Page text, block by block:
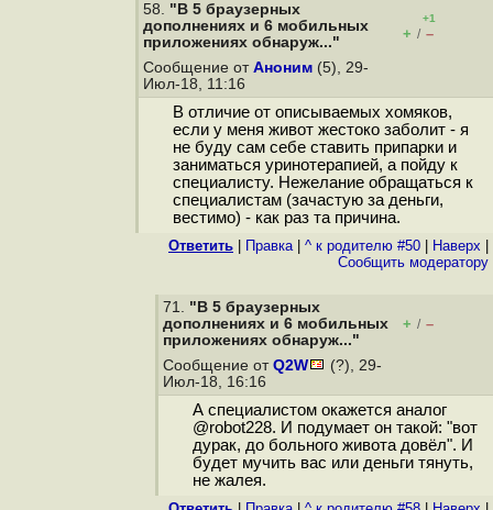
58. "В 5 браузерных
дополнениях и 6 мобильных
приложениях обнаруж..."
+1
+ / –
Сообщение от Аноним (5), 29-
Июл-18, 11:16
В отличие от описываемых хомяков,
если у меня живот жестоко заболит - я
не буду сам себе ставить припарки и
заниматься уринотерапией, а пойду к
специалисту. Нежелание обращаться к
специалистам (зачастую за деньги,
вестимо) - как раз та причина.
Ответить Правка| ^ к родителю #50 Наверх
Cообщить модератору
71. "В 5 браузерных
дополнениях и 6 мобильных
приложениях обнаруж..."
+ / –
Сообщение от Q2W
(?), 29-
Июл-18, 16:16
А специалистом окажется аналог
@robot228. И подумает он такой: "вот
дурак, до больного живота довёл". И
будет мучить вас или деньги тянуть,
не жалея.